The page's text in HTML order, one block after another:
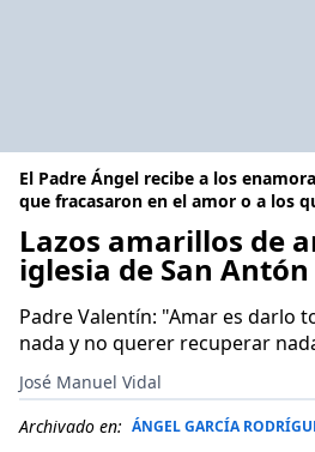
El Padre Ángel recibe a los
que fracasaron en el amor o a los
Lazos amarillos de
iglesia de San Antón
Padre Valentín: "Amar es darlo
nada y no querer recuperar
José Manuel Vidal
Archivado en: ÁNGEL GARCÍA